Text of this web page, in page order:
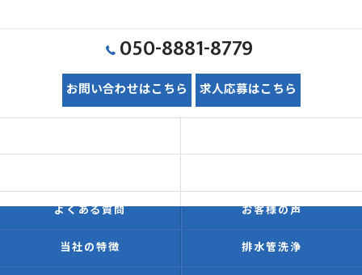
050-8881-8779
お問い合わせはこちら 求人応募はこちら
よくある質問 お客様の声
当社の特徴 排水管洗浄